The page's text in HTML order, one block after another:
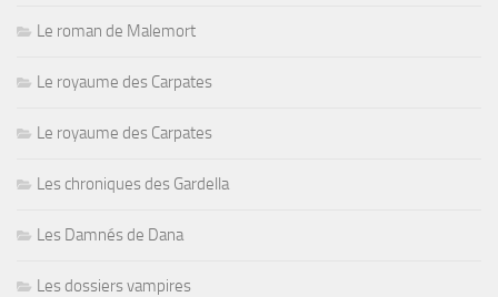
Le roman de Malemort
Le royaume des Carpates
Le royaume des Carpates
Les chroniques des Gardella
Les Damnés de Dana
Les dossiers vampires